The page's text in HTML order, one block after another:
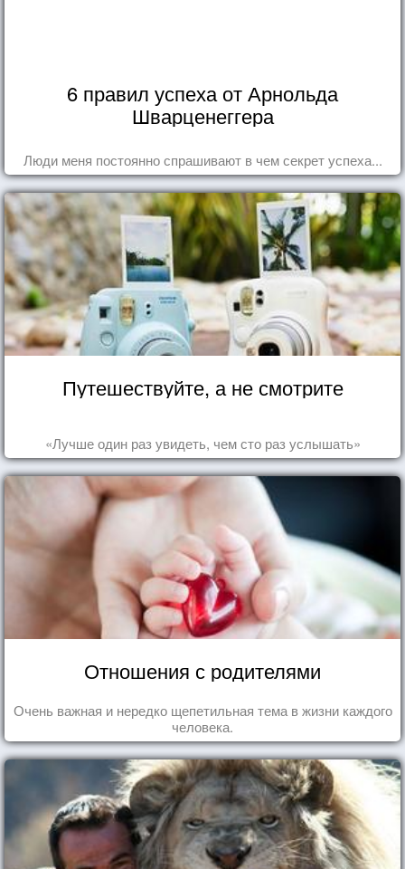
6 правил успеха от Арнольда
Шварценеггера
Люди меня постоянно спрашивают в чем секрет успеха...
Путешествуйте, а не смотрите
«Лучше один раз увидеть, чем сто раз услышать»
Отношения с родителями
Очень важная и нередко щепетильная тема в жизни каждого
человека.